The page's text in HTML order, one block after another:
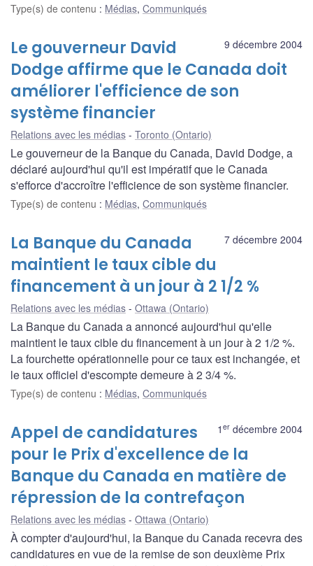
Type(s) de contenu : Médias, Communiqués
9 décembre 2004
Le gouverneur David
Dodge affirme que le Canada doit
améliorer l'efficience de son
système financier
Relations avec les médias Toronto (Ontario)
Le gouverneur de la Banque du Canada, David Dodge, a
déclaré aujourd'hui qu'il est impératif que le Canada
s'efforce d'accroître l'efficience de son système financier.
Type(s) de contenu : Médias, Communiqués
7 décembre 2004
La Banque du Canada
maintient le taux cible du
financement à un jour à 2 1/2 %
Relations avec les médias Ottawa (Ontario)
La Banque du Canada a annoncé aujourd'hui qu'elle
maintient le taux cible du financement à un jour à 2 1/2 %.
La fourchette opérationnelle pour ce taux est inchangée, et
le taux officiel d'escompte demeure à 2 3/4 %.
Type(s) de contenu : Médias, Communiqués
1 er décembre 2004
Appel de candidatures
pour le Prix d'excellence de la
Banque du Canada en matière de
répression de la contrefaçon
Relations avec les médias Ottawa (Ontario)
À compter d'aujourd'hui, la Banque du Canada recevra des
candidatures en vue de la remise de son deuxième Prix